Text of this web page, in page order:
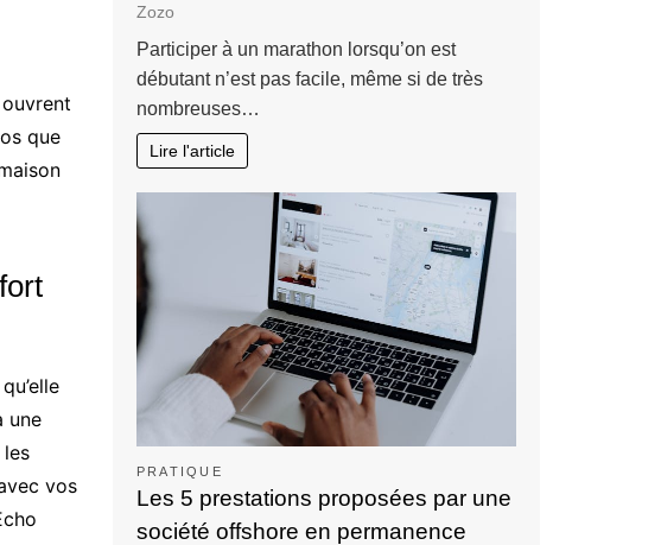
que
une
vos
Zozo
Participer à un marathon lorsqu’on est
débutant n’est pas facile, même si de très
nombreuses…
Lire l'article
PRATIQUE
Les 5 prestations proposées par une
société offshore en permanence